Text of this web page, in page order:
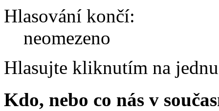
Hlasování končí:
neomezeno
Hlasujte kliknutím na
Kdo, nebo co nás v